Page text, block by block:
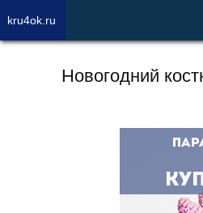
Новогодний
kru4ok.ru